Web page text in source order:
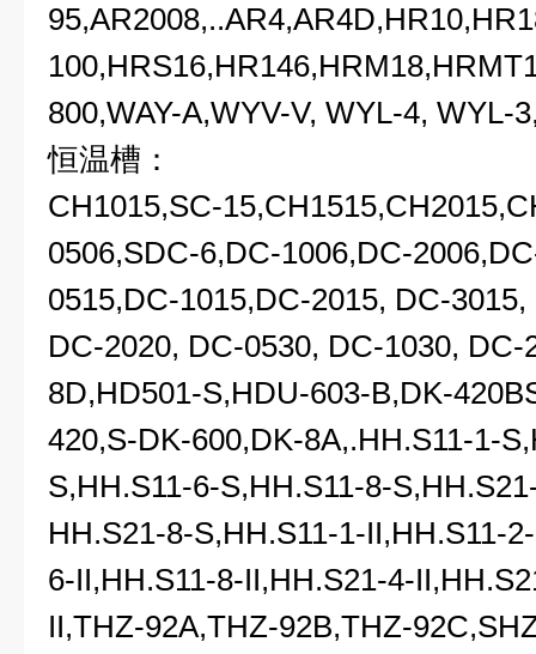
800,WAY-A,WYV-V, WYL-4, WYL-
恒温槽：
CH1015,SC-
0506,SDC-6,DC-1006,DC-
0515,DC-1015,DC-2015, DC-
DC-2020, DC-0530, DC-1030,
8D,HD501-S,HDU-603-B,DK-
420,S-DK-600,DK-8A,.HH.S11-1-
S,HH.S11-6-S,HH.S11-8-
HH.S21-8-S,HH.S11-1-II,HH.S11-
6-II,HH.S11-8-II,HH.S21-4-
II,THZ-92A,THZ-92B,THZ-